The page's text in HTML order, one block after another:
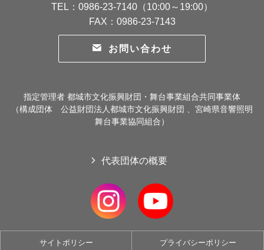
TEL：0986-23-7140（10:00～19:00）
FAX：0986-23-7143
お問い合わせ
指定管理者 都城市文化振興財団・舞台事業組合共同事業体
（構成団体 公益財団法人都城市文化振興財団 、宮崎県音響照明
舞台事業協同組合）
代表団体の概要
サイトポリシー プライバシーポリシー